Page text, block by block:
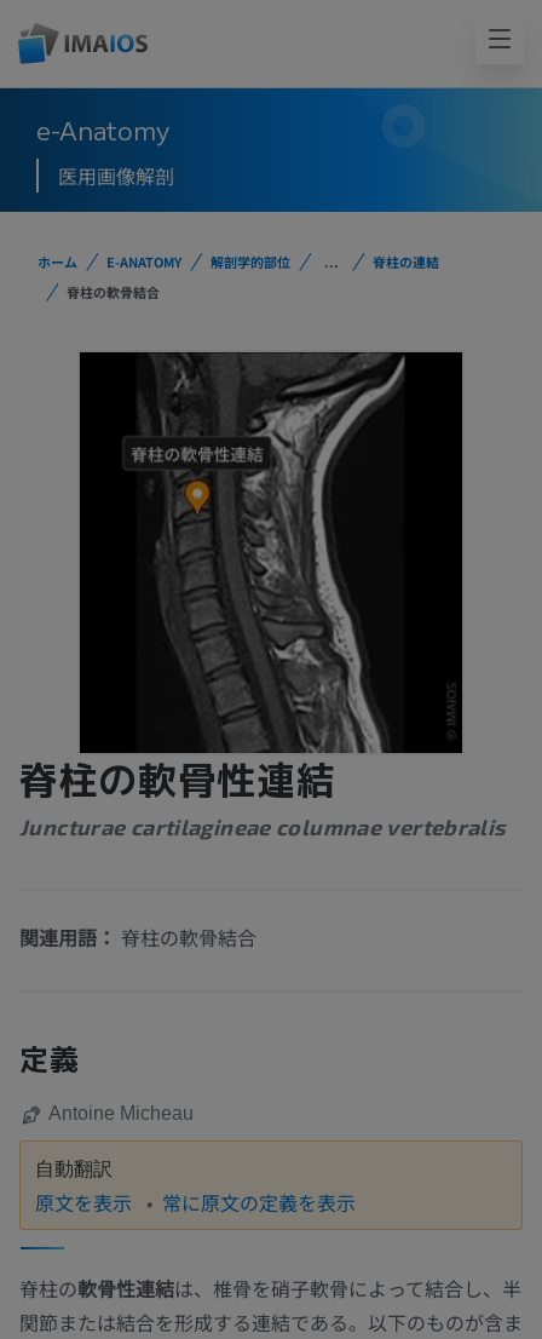
e-Anatomy
医用画像解剖
ホーム E-ANATOMY 解剖学的部位 ...
脊柱の連結
脊柱の軟骨結合
脊柱の軟骨性連結
Juncturae cartilagineae columnae vertebralis
関連用語： 脊柱の軟骨結合
定義
Antoine Micheau
自動翻訳
原文を表示 常に原文の定義を表示
脊柱の軟骨性連結は、椎骨を硝子軟骨によって結合し、半
関節または結合を形成する連結である。以下のものが含ま